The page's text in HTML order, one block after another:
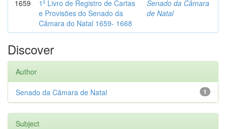
1659
1º Livro de Registro de Cartas
e Provisões do Senado da
Câmara do Natal 1659- 1668
Senado da Câmara
de Natal
Discover
Author
1
Senado da Câmara de Natal
Subject